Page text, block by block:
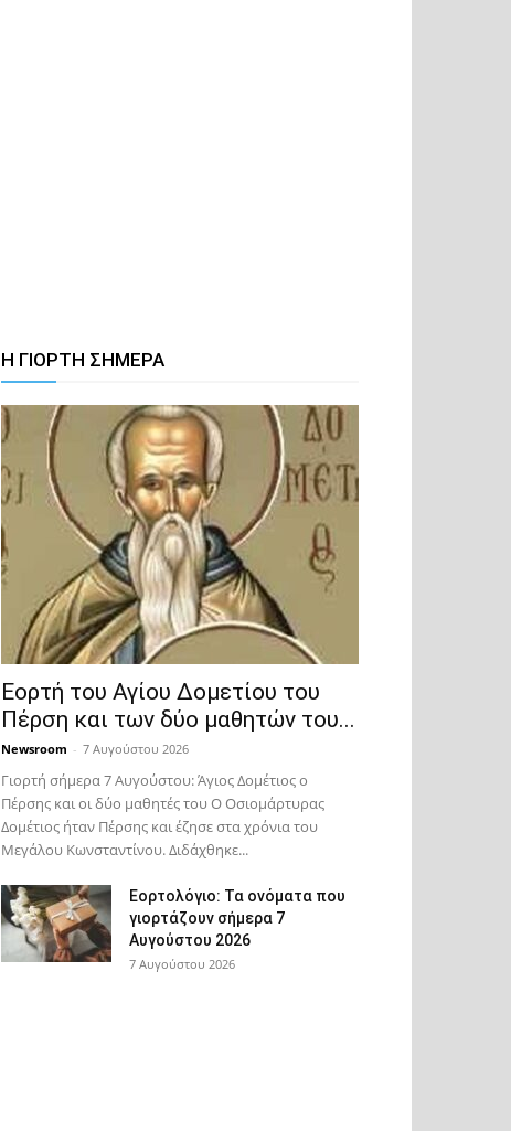
Η ΓΙΟΡΤΗ ΣΗΜΕΡΑ
Εορτή του Αγίου Δομετίου του
Πέρση και των δύο μαθητών του...
Newsroom - 7 Αυγούστου 2026
Γιορτή σήμερα 7 Αυγούστου: Άγιος Δομέτιος ο
Πέρσης και οι δύο μαθητές του Ο Oσιομάρτυρας
Δομέτιος ήταν Πέρσης και έζησε στα χρόνια του
Μεγάλου Κωνσταντίνου. Διδάχθηκε...
Εορτολόγιο: Τα ονόματα που
γιορτάζουν σήμερα 7
Αυγούστου 2026
7 Αυγούστου 2026